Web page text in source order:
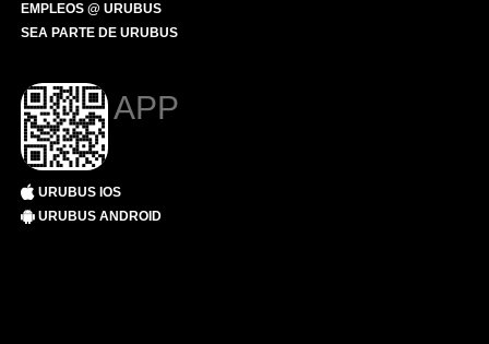
EMPLEOS @ URUBUS
SEA PARTE DE URUBUS
APP
URUBUS IOS
URUBUS ANDROID